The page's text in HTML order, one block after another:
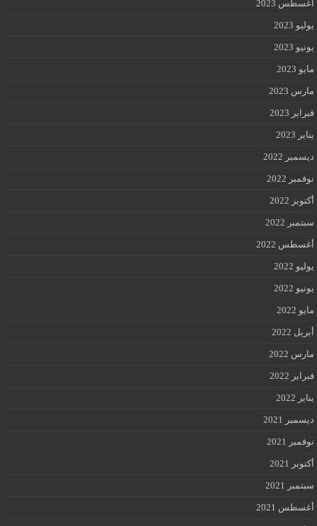
2023
2023
2023
2023
2023
2023
2022
2022
2022
2022
2022
2022
2022
2022
2022
2022
2022
2021
2021
2021
2021
2021